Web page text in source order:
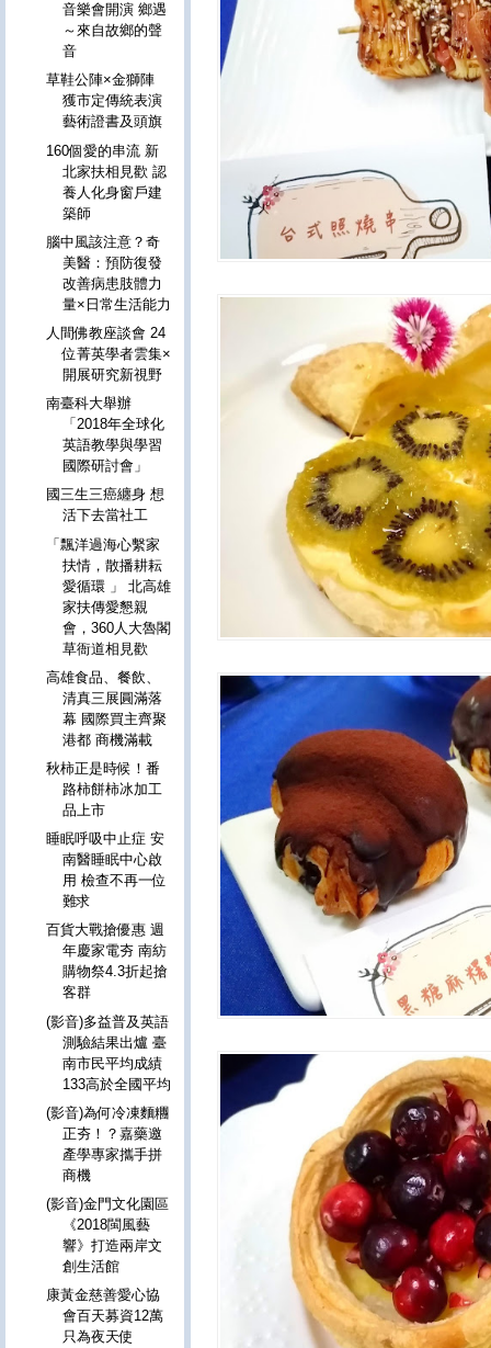
音樂會開演 鄉遇
～來自故鄉的聲
音
草鞋公陣×金獅陣
獲市定傳統表演
藝術證書及頭旗
160個愛的串流 新
北家扶相見歡 認
養人化身窗戶建
築師
腦中風該注意？奇
美醫：預防復發
改善病患肢體力
量×日常生活能力
人間佛教座談會 24
位菁英學者雲集×
開展研究新視野
南臺科大舉辦
「2018年全球化
英語教學與學習
國際研討會」
國三生三癌纏身 想
活下去當社工
「飄洋過海心繫家
扶情，散播耕耘
愛循環 」 北高雄
家扶傳愛懇親
會，360人大魯閣
草衙道相見歡
高雄食品、餐飲、
清真三展圓滿落
幕 國際買主齊聚
港都 商機滿載
秋柿正是時候！番
路柿餅柿冰加工
品上市
睡眠呼吸中止症 安
南醫睡眠中心啟
用 檢查不再一位
難求
百貨大戰搶優惠 週
年慶家電夯 南紡
購物祭4.3折起搶
客群
(影音)多益普及英語
測驗結果出爐 臺
南市民平均成績
133高於全國平均
(影音)為何冷凍麵糰
正夯！？嘉藥邀
產學專家攜手拼
商機
(影音)金門文化園區
《2018閩風藝
響》打造兩岸文
創生活館
康黃金慈善愛心協
會百天募資12萬
只為夜天使